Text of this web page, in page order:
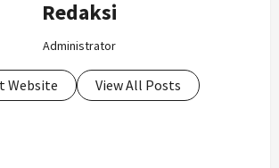
Redaksi
Administrator
Website View All Posts